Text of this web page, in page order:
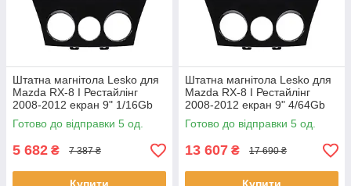
Штатна магнітола Lesko для
Mazda RX-8 I Рестайлінг
2008-2012 екран 9" 1/16Gb
Wi-Fi GPS Base 5 шт.
Готово до відправки 5 од.
5 682 ₴ 7 387 ₴
Штатна магнітола Lesko для
Mazda RX-8 I Рестайлінг
2008-2012 екран 9" 4/64Gb
4G Wi-Fi GPS Top 5 шт.
Готово до відправки 5 од.
13 607 ₴ 17 690 ₴